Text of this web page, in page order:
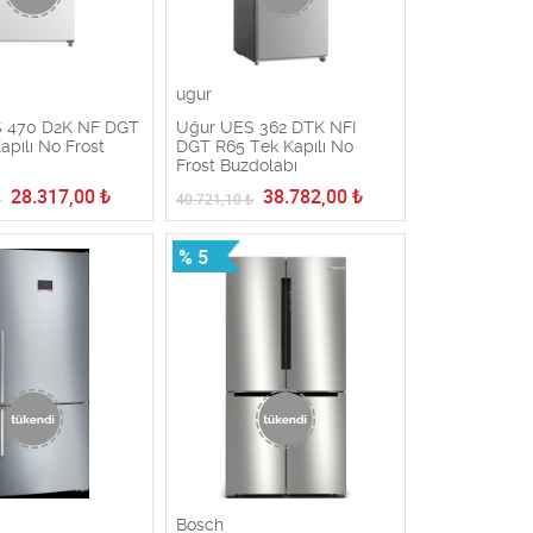
470 D2K NF DGT
No Frost
28.317,00 ₺
ugur
Uğur UES 362 DTK NFI
DGT R65 Tek Kapılı No
Frost Buzdolabı
40.721,10₺ 38.782,00 ₺
% 5
Bosch